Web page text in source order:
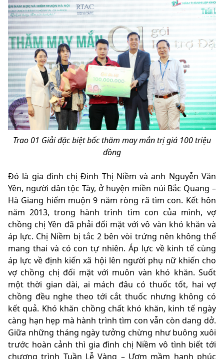
Trao 01 Giải đặc biệt bốc thăm may mắn trị giá 100 triệu
đồng
Đó là gia đình chị Đinh Thị Niềm và anh Nguyễn Văn
Yên, người dân tộc Tày, ở huyện miền núi Bắc Quang –
Hà Giang hiếm muộn 9 năm ròng rã tìm con. Kết hôn
năm 2013, trong hành trình tìm con của mình, vợ
chồng chị Yên đã phải đối mặt với vô vàn khó khăn và
áp lực. Chị Niềm bị tắc 2 bên vòi trứng nên không thể
mang thai và có con tự nhiên. Áp lực về kinh tế cùng
áp lực về định kiến xã hội lên người phụ nữ khiến cho
vợ chồng chị đối mặt với muôn vàn khó khăn. Suốt
một thời gian dài, ai mách đâu có thuốc tốt, hai vợ
chồng đều nghe theo tới cắt thuốc nhưng không có
kết quả. Khó khăn chồng chất khó khăn, kinh tế ngày
càng hạn hẹp mà hành trình tìm con vẫn còn dang dở.
Giữa những tháng ngày tưởng chừng như buông xuôi
trước hoàn cảnh thì gia đình chị Niềm vô tình biết tới
chương trình Tuần Lễ Vàng – Ươm mầm hạnh phúc